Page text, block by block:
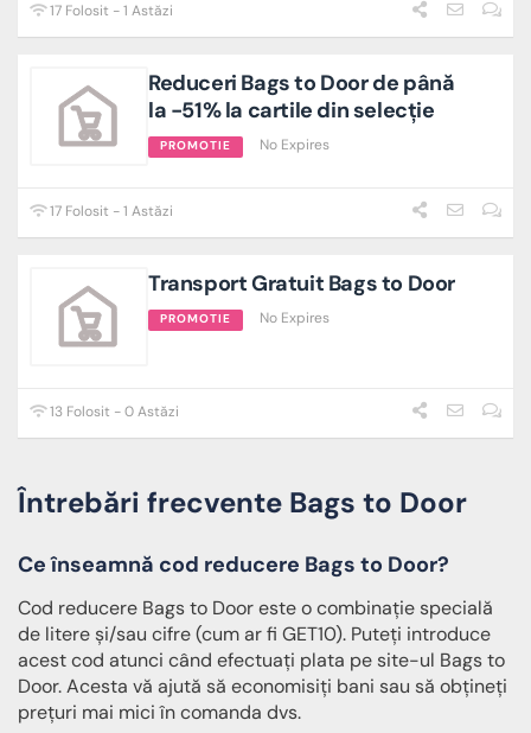
17 Folosit - 1 Astăzi
Reduceri Bags to Door de până
la -51% la cartile din selecție
PROMOTIE No Expires
17 Folosit - 1 Astăzi
Transport Gratuit Bags to Door
PROMOTIE No Expires
13 Folosit - 0 Astăzi
Întrebări frecvente Bags to Door
Ce înseamnă cod reducere Bags to Door?
Cod reducere Bags to Door este o combinație specială
de litere și/sau cifre (cum ar fi GET10). Puteți introduce
acest cod atunci când efectuați plata pe site-ul Bags to
Door. Acesta vă ajută să economisiți bani sau să obțineți
prețuri mai mici în comanda dvs.